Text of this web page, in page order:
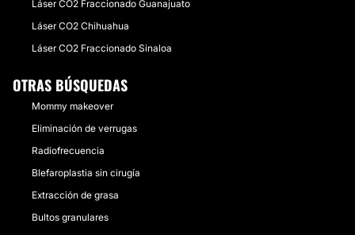
Láser CO2 Fraccionado Guanajuato
Láser CO2 Chihuahua
Láser CO2 Fraccionado Sinaloa
OTRAS BÚSQUEDAS
Mommy makeover
Eliminación de verrugas
Radiofrecuencia
Blefaroplastia sin cirugía
Extracción de grasa
Bultos granulares